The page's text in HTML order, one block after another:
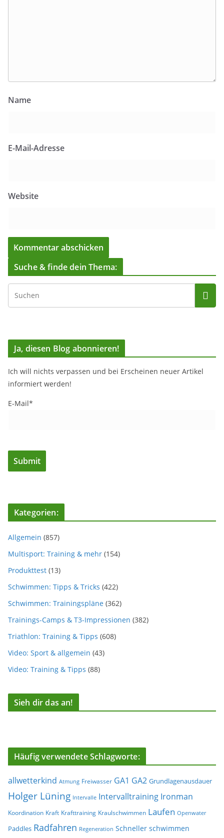
Name
E-Mail-Adresse
Website
Suche & finde dein Thema:
Ja, diesen Blog abonnieren!
Ich will nichts verpassen und bei Erscheinen neuer Artikel
informiert werden!
E-Mail*
Kategorien:
Allgemein (857)
Multisport: Training & mehr (154)
Produkttest (13)
Schwimmen: Tipps & Tricks (422)
Schwimmen: Trainingspläne (362)
Trainings-Camps & T3-Impressionen (382)
Triathlon: Training & Tipps (608)
Video: Sport & allgemein (43)
Video: Training & Tipps (88)
Sieh dir das an!
Häufig verwendete Schlagworte:
allwetterkind Atmung Freiwasser GA1 GA2 Grundlagenausdauer
Holger Lüning Intervalle Intervalltraining Ironman
Koordination Kraft Krafttraining Kraulschwimmen Laufen Openwater
Paddles Radfahren Regeneration Schneller schwimmen